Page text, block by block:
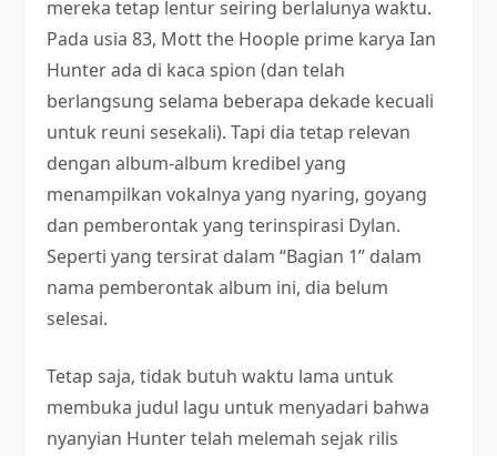
mereka tetap lentur seiring berlalunya waktu.
Pada usia 83, Mott the Hoople prime karya Ian
Hunter ada di kaca spion (dan telah
berlangsung selama beberapa dekade kecuali
untuk reuni sesekali). Tapi dia tetap relevan
dengan album-album kredibel yang
menampilkan vokalnya yang nyaring, goyang
dan pemberontak yang terinspirasi Dylan.
Seperti yang tersirat dalam “Bagian 1” dalam
nama pemberontak album ini, dia belum
selesai.
Tetap saja, tidak butuh waktu lama untuk
membuka judul lagu untuk menyadari bahwa
nyanyian Hunter telah melemah sejak rilis